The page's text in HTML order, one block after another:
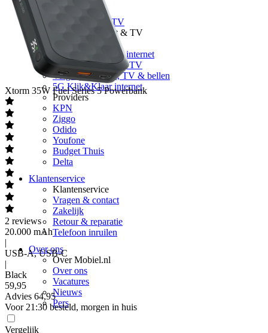
Internet & TV
Alle internet & TV
Vergelijk Internet & TV
Vergelijk glasvezel internet
Vergelijk internet & TV
Vergelijk internet, TV & bellen
5G Klik&Klaar internet
Providers
KPN
Ziggo
Odido
Youfone
Budget Thuis
Delta
Klantenservice
Klantenservice
Vragen & contact
Zakelijk
Retour & reparatie
Telefoon inruilen
Over ons
Over Mobiel.nl
Over ons
Vacatures
Nieuws
Pers
Xtorm 35W Fuel Series 5 Powerbank
2 reviews
20.000 mAh
|
USB-A, USB-C
|
Black
59,95
Advies 64,95
Voor 21:30 besteld, morgen in huis
Vergelijk